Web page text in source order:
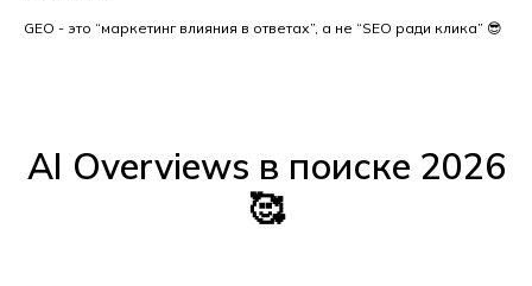
GEO - это “маркетинг влияния в ответах”, а не “SEO ради клика” 😎
AI Overviews в поиске 2026
🥰